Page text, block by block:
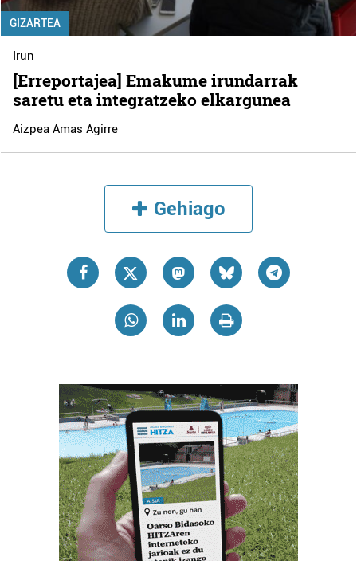
GIZARTEA
Irun
[Erreportajea] Emakume irundarrak
saretu eta integratzeko elkargunea
Aizpea Amas Agirre
Gehiago